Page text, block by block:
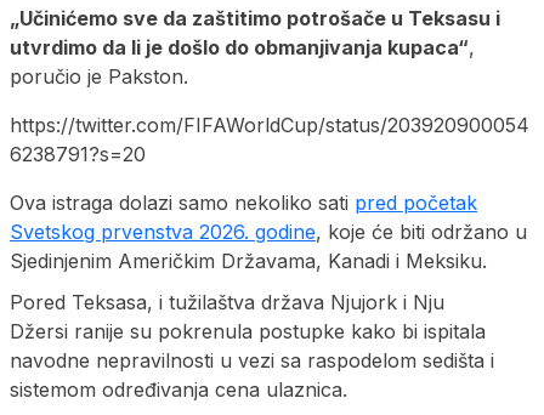
„Učinićemo sve da zaštitimo potrošače u Teksasu i
utvrdimo da li je došlo do obmanjivanja kupaca“,
poručio je Pakston.
https://twitter.com/FIFAWorldCup/status/203920900054
6238791?s=20
Ova istraga dolazi samo nekoliko sati pred početak
Svetskog prvenstva 2026. godine, koje će biti održano u
Sjedinjenim Američkim Državama, Kanadi i Meksiku.
Pored Teksasa, i tužilaštva država Njujork i Nju
Džersi ranije su pokrenula postupke kako bi ispitala
navodne nepravilnosti u vezi sa raspodelom sedišta i
sistemom određivanja cena ulaznica.